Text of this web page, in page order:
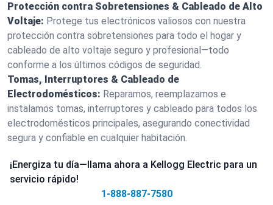
Protección contra Sobretensiones & Cableado de Alto
Voltaje: Protege tus electrónicos valiosos con nuestra
protección contra sobretensiones para todo el hogar y
cableado de alto voltaje seguro y profesional—todo
conforme a los últimos códigos de seguridad.
Tomas, Interruptores & Cableado de
Electrodomésticos: Reparamos, reemplazamos e
instalamos tomas, interruptores y cableado para todos los
electrodomésticos principales, asegurando conectividad
segura y confiable en cualquier habitación.
¡Energiza tu día—llama ahora a Kellogg Electric para un
servicio rápido!
1-888-887-7580